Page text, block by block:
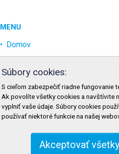
MENU
Domov
Akcia
Najpredávanejšie
Odvetvia
Novinky
Súbory cookies:
S cieľom zabezpečiť riadne fungovanie
Ak povolíte všetky cookies a navštívite
vyplniť vaše údaje. Súbory cookies
používať niektoré funkcie na našej
Akceptovať